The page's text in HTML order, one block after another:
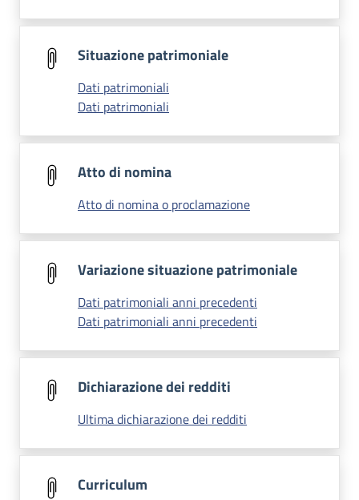
Situazione patrimoniale
Dati patrimoniali
Dati patrimoniali
Atto di nomina
Atto di nomina o proclamazione
Variazione situazione patrimoniale
Dati patrimoniali anni precedenti
Dati patrimoniali anni precedenti
Dichiarazione dei redditi
Ultima dichiarazione dei redditi
Curriculum